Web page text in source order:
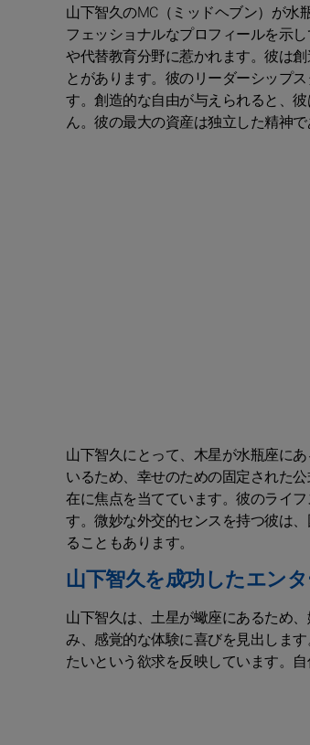
山下智久のMC（ミッドヘブン）が水
フェッショナルなプロフィールを示
や代替教育分野に惹かれます。彼は
とがあります。彼のリーダーシップ
す。創造的な自由が与えられると、
ん。彼の最大の資産は独立した精神
山下智久にとって、木星が水瓶座に
いるため、幸せのための固定された
在に焦点を当てています。彼のライ
す。微妙な外交的センスを持つ彼は
ることもあります。
山下智久を成功したエン
山下智久は、土星が蠍座にあるため
み、感覚的な体験に喜びを見出しま
たいという欲求を反映しています。